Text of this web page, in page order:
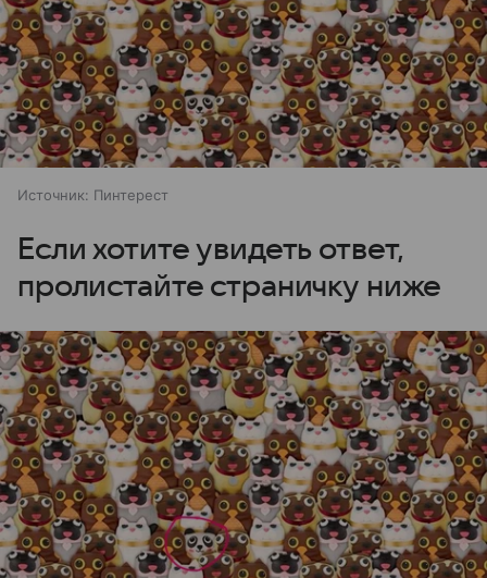
Источник: Пинтерест
Если хотите увидеть ответ,
пролистайте страничку ниже